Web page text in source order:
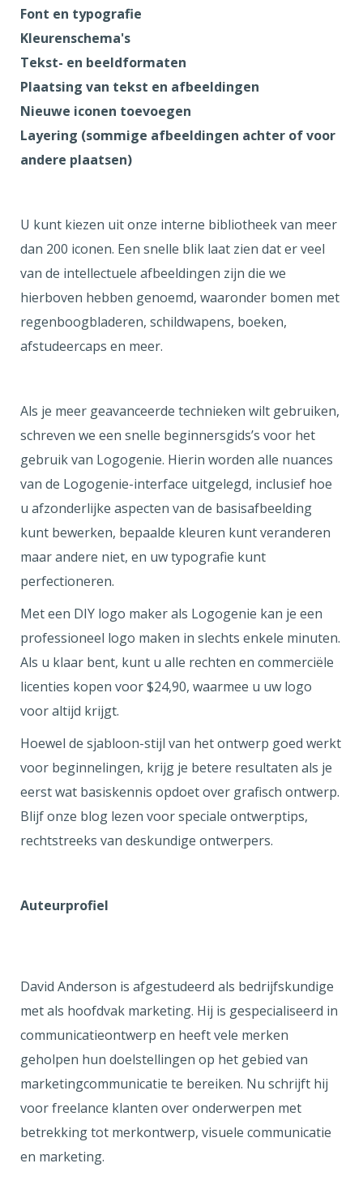
Font en typografie
Kleurenschema's
Tekst- en beeldformaten
Plaatsing van tekst en afbeeldingen
Nieuwe iconen toevoegen
Layering (sommige afbeeldingen achter of voor
andere plaatsen)
U kunt kiezen uit onze interne bibliotheek van meer
dan 200 iconen. Een snelle blik laat zien dat er veel
van de intellectuele afbeeldingen zijn die we
hierboven hebben genoemd, waaronder bomen met
regenboogbladeren, schildwapens, boeken,
afstudeercaps en meer.
Als je meer geavanceerde technieken wilt gebruiken,
schreven we een snelle beginnersgids’s voor het
gebruik van Logogenie. Hierin worden alle nuances
van de Logogenie-interface uitgelegd, inclusief hoe
u afzonderlijke aspecten van de basisafbeelding
kunt bewerken, bepaalde kleuren kunt veranderen
maar andere niet, en uw typografie kunt
perfectioneren.
Met een DIY logo maker als Logogenie kan je een
professioneel logo maken in slechts enkele minuten.
Als u klaar bent, kunt u alle rechten en commerciële
licenties kopen voor $24,90, waarmee u uw logo
voor altijd krijgt.
Hoewel de sjabloon-stijl van het ontwerp goed werkt
voor beginnelingen, krijg je betere resultaten als je
eerst wat basiskennis opdoet over grafisch ontwerp.
Blijf onze blog lezen voor speciale ontwerptips,
rechtstreeks van deskundige ontwerpers.
Auteurprofiel
David Anderson is afgestudeerd als bedrijfskundige
met als hoofdvak marketing. Hij is gespecialiseerd in
communicatieontwerp en heeft vele merken
geholpen hun doelstellingen op het gebied van
marketingcommunicatie te bereiken. Nu schrijft hij
voor freelance klanten over onderwerpen met
betrekking tot merkontwerp, visuele communicatie
en marketing.